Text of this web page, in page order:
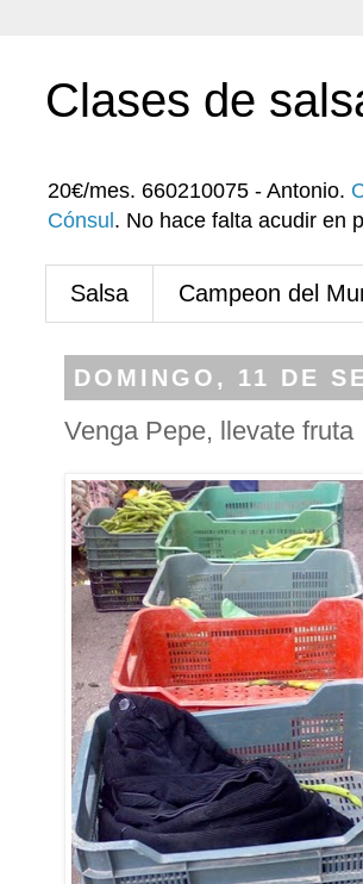
Clases de
20€/mes. 660210075 - Antonio.
Cónsul . No hace falta acudir en
Salsa Campeon del
DOMINGO, 11 DE
Venga Pepe, llevate fruta